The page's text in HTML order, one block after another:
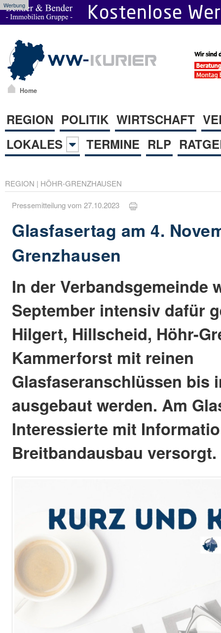
Werbung
Home
REGION POLITIK WIRTSCHAFT
LOKALES
TERMINE RLP
REGION | HÖHR-GRENZHAUSEN
Pressemitteilung vom 27.10.2023
Glasfasertag am 4.
Grenzhausen
In der Verbandsgemeinde
September intensiv dafür
Hilgert, Hillscheid, Höhr-
Kammerforst mit reinen
Glasfaseranschlüssen bis
ausgebaut werden. Am
Interessierte mit
Breitbandausbau versorgt.